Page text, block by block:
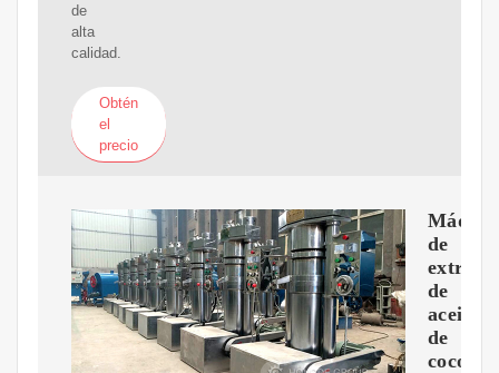
de
alta
calidad.
Obtén
el
precio
de
de
aceite
de
coco